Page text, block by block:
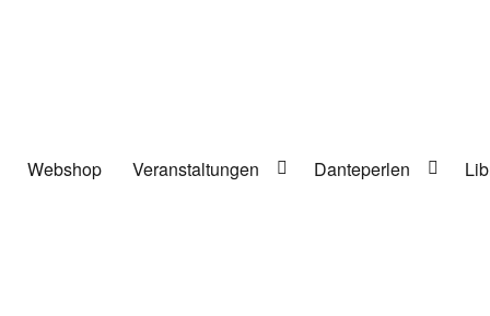
Webshop Veranstaltungen Danteperlen